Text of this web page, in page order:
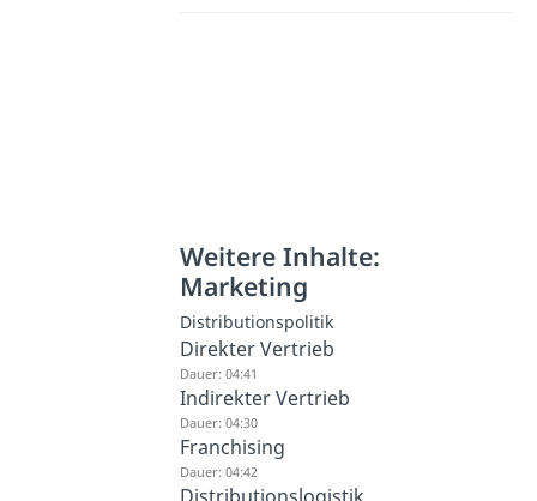
Weitere Inhalte:
Marketing
Distributionspolitik
Direkter Vertrieb
Dauer: 04:41
Indirekter Vertrieb
Dauer: 04:30
Franchising
Dauer: 04:42